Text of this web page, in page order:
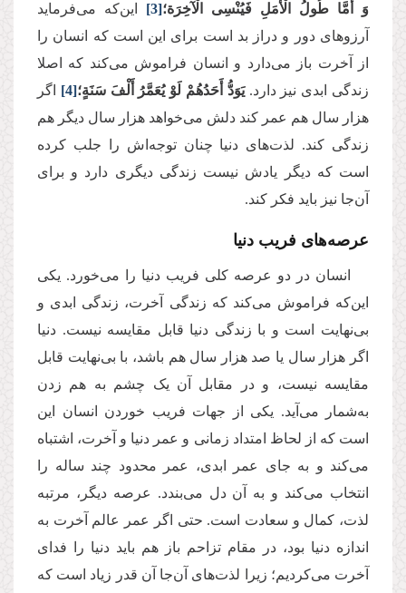
وَ أَمَّا طُولُ الْأَمَلِ‏ فَیُنْسِی الْآخِرَة؛[3] این‌که می‌فرماید
آرزوهای دور و دراز بد است برای این است ‌که انسان را
از آخرت باز می‌دارد و انسان فراموش می‌کند که اصلا
زندگی ابدی نیز دارد.یَوَدُّ أَحَدُهُمْ لَوْ یُعَمَّرُ أَلْفَ سَنَةٍ؛[4] اگر
هزار سال هم عمر کند دلش می‌خواهد هزار سال دیگر هم
زندگی کند. لذت‌های دنیا چنان توجه‌‌اش را جلب کرده
است که دیگر یادش نیست زندگی دیگری دارد و برای
آن‌جا نیز باید فکر کند.
عرصه‌های فریب دنیا
انسان در دو عرصه کلی فریب دنیا را می‌خورد. یکی
این‌که فراموش می‌کند که زندگی آخرت، زندگی ابدی و
بی‌نهایت است و با زندگی دنیا قابل مقایسه نیست. دنیا
اگر هزار سال یا صد هزار سال هم باشد، با بی‌نهایت قابل
مقایسه نیست، و در مقابل آن یک چشم به هم زدن
به‌شمار می‌آید. یکی از جهات فریب خوردن انسان این
است که از لحاظ امتداد زمانی و عمر دنیا و آخرت، اشتباه
می‌کند و به جای عمر ابدی، عمر محدود چند ساله را
انتخاب می‌کند و به آن دل می‌بندد. عرصه دیگر، مرتبه
لذت، کمال و سعادت است. حتی اگر عمر عالم آخرت به
اندازه دنیا بود، در مقام تزاحم باز هم باید دنیا را فدای
آخرت می‌کردیم؛ زیرا لذت‌های آن‌جا آن قدر زیاد است که